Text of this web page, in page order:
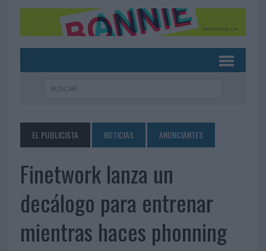
EL PUBLICISTA NOTICIAS ANUNCIANTES
Finetwork lanza un
decálogo para entrenar
mientras haces phonning